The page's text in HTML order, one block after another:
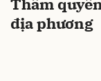
địa phương